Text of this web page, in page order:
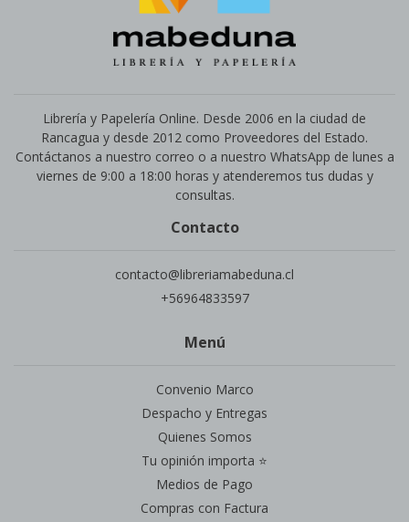
Librería y Papelería Online. Desde 2006 en la ciudad de
Rancagua y desde 2012 como Proveedores del Estado.
Contáctanos a nuestro correo o a nuestro WhatsApp de lunes a
viernes de 9:00 a 18:00 horas y atenderemos tus dudas y
consultas.
Contacto
contacto@libreriamabeduna.cl
+56964833597
Menú
Convenio Marco
Despacho y Entregas
Quienes Somos
Tu opinión importa ⭐
Medios de Pago
Compras con Factura